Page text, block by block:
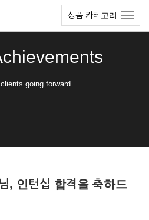
상품 카테고리
going forward.
, 인턴십 합격을 축하드